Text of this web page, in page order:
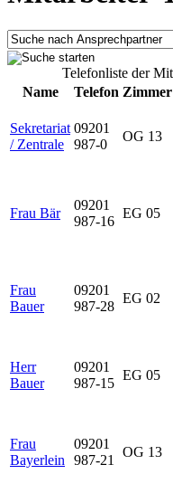
Telefonliste der
Name
Telefon Zimmer
Sekretariat
/ Zentrale
09201
987-0
OG 13
Frau Bär
09201
987-16
EG 05
Frau
Bauer
09201
987-28
EG 02
Herr
Bauer
09201
987-15
EG 05
Frau
Bayerlein
09201
987-21
OG 13